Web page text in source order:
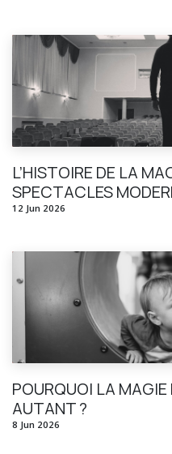
L’HISTOIRE DE LA
SPECTACLES
12 Jun 2026
POURQUOI LA
AUTANT ?
8 Jun 2026